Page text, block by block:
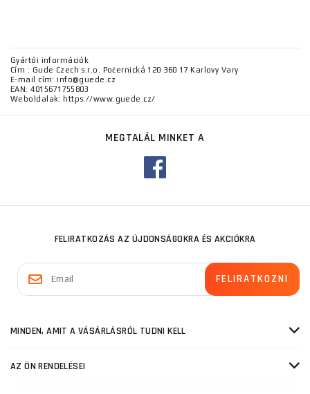
Gyártói információk
Cím : Gude Czech s.r.o. Počernická 120 360 17 Karlovy Vary
E-mail cím: info@guede.cz
EAN: 4015671755803
Weboldalak: https://www.guede.cz/
MEGTALÁL MINKET A
FELIRATKOZÁS AZ ÚJDONSÁGOKRA ÉS AKCIÓKRA
MINDEN, AMIT A VÁSÁRLÁSRÓL TUDNI KELL
AZ ÖN RENDELÉSEI